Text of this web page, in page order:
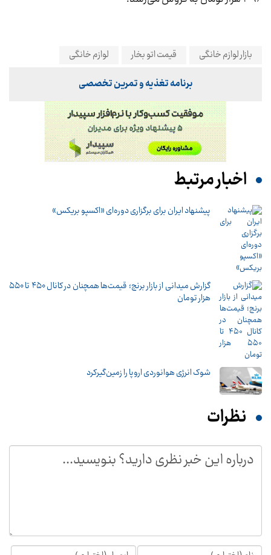
بازار لوازم خانگی قیمت اتو بخار لوازم خانگی
برنامه تغذیه و تمرین تخصصی
اخبار مرتبط
پیشنهاد ایران برای برگزاری دوره‌ای «اکسپو بریکس»
گزارش میدانی از بازار برنج؛ قیمت‌ها همچنان در کانال ۴۵۰ تا ۵۵۰
هزار تومان
شوک انرژی هوانوردی اروپا را زمین‌گیر‌کرد
نظرات